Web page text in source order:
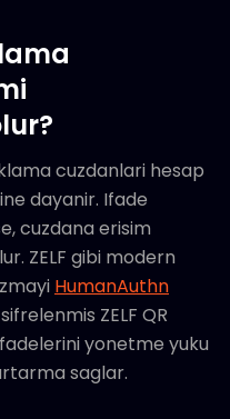
cuzdanlari hesap
dayanir. Ifade
cuzdana erisim
ZELF gibi modern
HumanAuthn
ZELF QR
yonetme yuku
saglar.